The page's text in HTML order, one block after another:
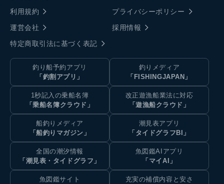
利用規約
プライバシーポリシー
運営会社
採用情報
特定商取引法に基づく表記
釣り船予約アプリ
「釣割アプリ」
釣りメディア
「FISHINGJAPAN」
1秒記入の乗船名簿
「乗船名簿クラウド」
改正遊漁船業法に対応
「遊漁船クラウド」
船釣りメディア
「船釣りマガジン」
潮見表アプリ
「タイドグラフBI」
全国の潮汐情報
「潮見表・タイドグラフ」
魚図鑑AIアプリ
「マイAI」
魚図鑑サイト
充実の補償内容と安さ